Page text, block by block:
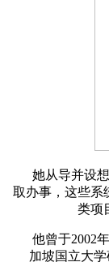
她从导并设想
取办事，这些系
类项
他曾于2002年
加坡国立大学